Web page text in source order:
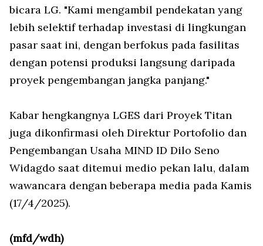
bicara LG. "Kami mengambil pendekatan yang
lebih selektif terhadap investasi di lingkungan
pasar saat ini, dengan berfokus pada fasilitas
dengan potensi produksi langsung daripada
proyek pengembangan jangka panjang."
Kabar hengkangnya LGES dari Proyek Titan
juga dikonfirmasi oleh Direktur Portofolio dan
Pengembangan Usaha MIND ID Dilo Seno
Widagdo saat ditemui medio pekan lalu, dalam
wawancara dengan beberapa media pada Kamis
(17/4/2025).
(mfd/wdh)